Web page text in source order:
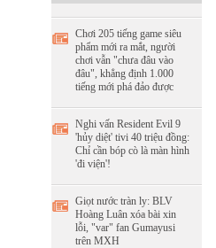
Chơi 205 tiếng game siêu
phẩm mới ra mắt, người
chơi vẫn "chưa đâu vào
đâu", khẳng định 1.000
tiếng mới phá đảo được
Nghi vấn Resident Evil 9
'hủy diệt' tivi 40 triệu đồng:
Chỉ cần bóp cò là màn hình
'đi viện'!
Giọt nước tràn ly: BLV
Hoàng Luân xóa bài xin
lỗi, "var" fan Gumayusi
trên MXH